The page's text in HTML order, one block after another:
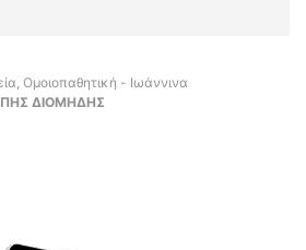
Ομοιοπαθητική - Ιωάννινα
ΔΙΟΜΗΔΗΣ